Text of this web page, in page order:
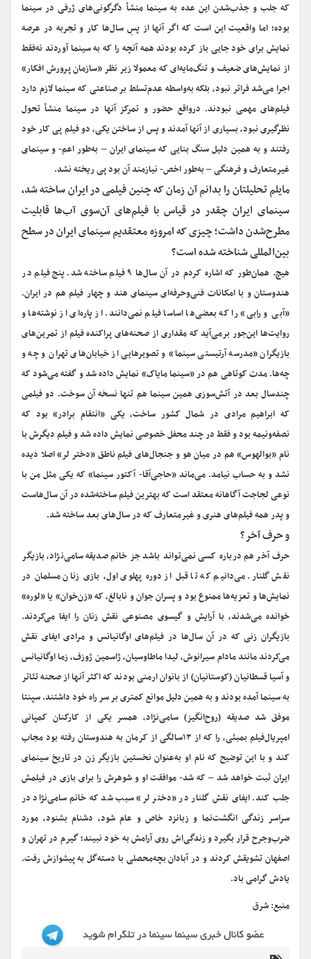
که جلب و جذب‌شدن این عده به سینما منشأ دگرگونی‌های ژرفی در سینما
بوده؛ اما واقعیت این است که اگر آنها از پسِ سال‌ها کار و تجربه در عرصه
نمایش برای خود جایی باز کرده بودند همه آنچه را که به سینما آوردند نه‌فقط
از نمایش‌های ضعیف و تنگ‌مایه‌ای که معمولا زیر نظر «سازمان پرورش افکار»
اجرا می‌شد فراتر نبود، بلکه به‌واسطه عدم‌تسلط بر صناعتی که سینما لازم دارد
فیلم‌های مهمی نبودند. درواقع حضور و تمرکز آنها در سینما منشأ تحول
نظرگیری نبود، بسیاری از آنها آمدند و پس از ساختن یکی، ‌دو فیلم پی کار خود
رفتند و به همین دلیل سنگ بنایی که سینمای ایران – به‌طور اعم- و سینمای
غیرمتعارف و فرهنگی – به‌طور اخص- نیازمند آن بود پی ریخته نشد.
‌مایلم تحلیلتان را بدانم آن زمان که چنین فیلمی در ایران ساخته شد،
سینمای ایران چقدر در قیاس با فیلم‌های آن‌سوی آب‌ها قابلیت
مطرح‌شدن داشت؛ چیزی که امروزه معتقدیم سینمای ایران در سطح
بین‌المللی شناخته شده است؟
هیچ. همان‌طور که اشاره کردم در آن سال‌ها ۹ فیلم ساخته شد. پنج فیلم در
هندوستان و با امکانات فنی‌وحرفه‌ای سینمای هند و چهار فیلم هم در ایران.
«آبی و رابی» را که بعضی‌ها اساسا فیلم نمی‌دانند. از پاره‌ای از نوشته‌ها و
روایت‌ها این‌جور برمی‌آید که مقداری از صحنه‌های پراکنده فیلم از تمرین‌های
بازیگران «مدرسه آرتیستی سینما» و تصویرهایی از خیابان‌های تهران و چه و
چه‌ها. مدت کوتاهی هم در «سینما مایاک» نمایش داده شد و گفته می‌شود که
چندسال بعد در آتش‌سوزی همین سینما هم تنها نسخه آن سوخت. دو فیلمی
که ابراهیم مرادی در شمال کشور ساخت، یکی «انتقام برادر» بود که
نصفه‌ونیمه بود و فقط در چند محفل خصوصی نمایش داده شد و فیلم دیگرش با
نام «بوالهوس» هم در میان هو و جنجال‌های فیلم ناطق «دختر لر» اصلا دیده
نشد و به حساب نیامد. می‌ماند «حاجی‌آقا- آکتور سینما» که یکی مثل من با
نوعی لجاجت آگاهانه معتقد است که بهترین فیلم ساخته‌شده در آن سال‌هاست
و پدر همه فیلم‌های هنری و غیرمتعارف که در سال‌های بعد ساخته شد. ‌
‌و حرف آخر؟
حرف آخر هم درباره کسی نمی‌تواند باشد جز خانم صدیقه سامی‌نژاد، بازیگر
نقش گلنار. می‌دانیم که تا قبل‌ از دوره‌ پهلوی اول،‌ بازی‌ زنان مسلمان‌ در
نمایش‌ها و تعزیه‌ها ممنوع‌ بود و پسران‌ جوان‌ و نابالغ‌، که‌ «زن‌خوان‌» یا «لوره‌»
خوانده‌ می‌شدند، با آرایش‌ و گیسوی‌ مصنوعی نقش‌ زنان‌ را ایفا می‌کردند.
بازیگران‌ زنی‌ که‌ در آن‌ سال‌ها در فیلم‌های ‌اوگانیانس‌ و مرادی‌ ایفای‌ نقش‌
می‌کردند مانند مادام‌ سیرانوش‌، لیدا ماطاوسیان‌، ژاسمین‌ ژوزف‌، زما اوگانیانس‌
و آسیا قسطانیان‌ (کوستانیان‌) از بانوان‌ ارمنی‌ بودند که‌ اکثر آنها از صحنه‌ تئاتر
به ‌سینما آمده‌ بودند و به‌ همین‌ دلیل‌ موانع‌ کمتری‌ بر سر راه‌ خود داشتند. سپنتا
موفق‌ شد صدیقه‌ (روح‌انگیز) سامی‌نژاد، همسر یکی‌ از کارکنان‌ کمپانی‌
امپریال‌فیلم‌ بمبئی‌، را که‌ از ۱۳‌سالگی‌ از کرمان‌ به هندوستان‌ رفته‌ بود مجاب‌
کند و با این‌ توضیح‌ که نام‌ او به‌عنوان‌ نخستین‌ بازیگر زن‌ در تاریخ ‌سینمای‌
ایران‌ ثبت‌ خواهد شد – که‌ شد- موافقت‌ او و شوهرش را برای‌ بازی‌ در فیلمش‌
جلب‌ کند. ایفای‌ نقش‌ گلنار در «دختر لر» سبب شد که‌ خانم‌ سامی‌نژاد در
سراسر زندگی ‌انگشت‌نما و زبانزد خاص‌ و عام‌ شود، دشنام بشنود، مورد
ضرب‌‌وجرح‌ قرار بگیرد و زندگی‌اش‌ روی‌ آرامش‌ به‌ خود نبیند؛ گیرم‌ در تهران‌ و
اصفهان‌ تشویقش‌ کردند و در آبادان‌ بچه‌محصلی‌ با دسته‌‌گل‌ به‌ پیشوازش‌ رفت‌.
یادش گرامی باد.
منبع: شرق